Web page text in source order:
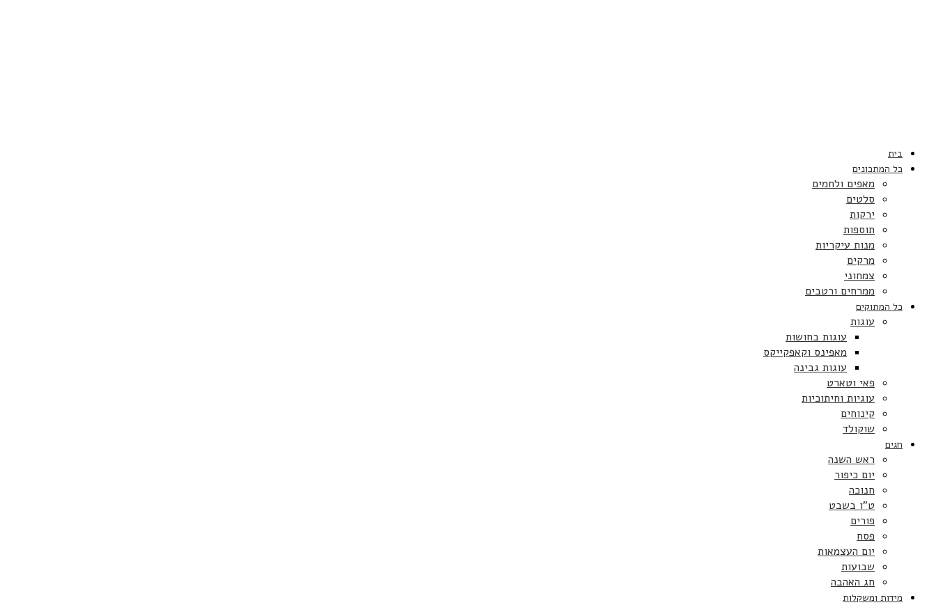
בית
כל המתכונים
מאפים ולחמים
סלטים
ירקות
תוספות
מנות עיקריות
מרקים
צמחוני
ממרחים ורטבים
כל המתוקים
עוגות
עוגות בחושות
מאפינס וקאפקייקס
עוגות גבינה
פאי וטארט
עוגיות וחיתוכיות
קינוחים
שוקולד
חגים
ראש השנה
יום כיפור
חנוכה
ט”ו בשבט
פורים
פסח
יום העצמאות
שבועות
חג האהבה
מידות ומשקלות